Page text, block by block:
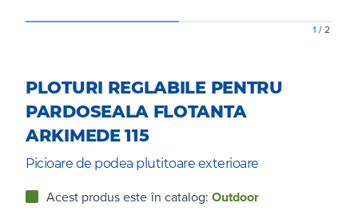
1 /2
PLOTURI REGLABILE PENTRU
PARDOSEALA FLOTANTA
ARKIMEDE 115
Picioare de podea plutitoare exterioare
Acest produs este în catalog: Outdoor